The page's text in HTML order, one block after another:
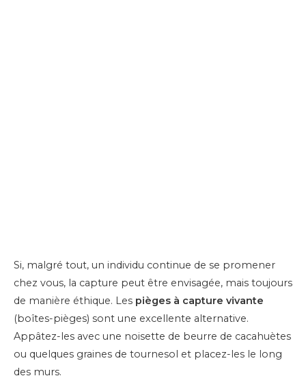
Si, malgré tout, un individu continue de se promener
chez vous, la capture peut être envisagée, mais toujours
de manière éthique. Les pièges à capture vivante
(boîtes-pièges) sont une excellente alternative.
Appâtez-les avec une noisette de beurre de cacahuètes
ou quelques graines de tournesol et placez-les le long
des murs.